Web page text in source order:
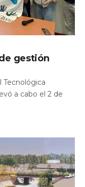
gestión
Tecnológica
a cabo el 2 de